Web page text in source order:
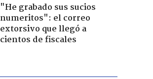
"He grabado sus sucios
numeritos": el correo
extorsivo que llegó a
cientos de fiscales